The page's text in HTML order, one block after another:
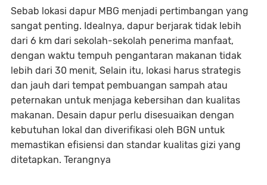
Sebab lokasi dapur MBG menjadi pertimbangan yang
sangat penting. Idealnya, dapur berjarak tidak lebih
dari 6 km dari sekolah-sekolah penerima manfaat,
dengan waktu tempuh pengantaran makanan tidak
lebih dari 30 menit, Selain itu, lokasi harus strategis
dan jauh dari tempat pembuangan sampah atau
peternakan untuk menjaga kebersihan dan kualitas
makanan. Desain dapur perlu disesuaikan dengan
kebutuhan lokal dan diverifikasi oleh BGN untuk
memastikan efisiensi dan standar kualitas gizi yang
ditetapkan. Terangnya